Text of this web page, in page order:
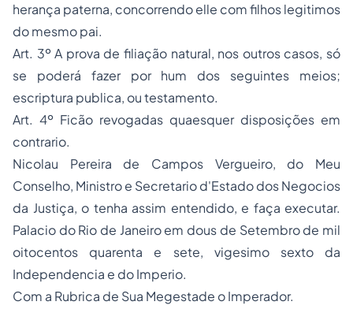
herança paterna, concorrendo elle com filhos legitimos
do mesmo pai.
Art. 3º A prova de filiação natural, nos outros casos, só
se poderá fazer por hum dos seguintes meios;
escriptura publica, ou testamento.
Art. 4º Ficão revogadas quaesquer disposições em
contrario.
Nicolau Pereira de Campos Vergueiro, do Meu
Conselho, Ministro e Secretario d'Estado dos Negocios
da Justiça, o tenha assim entendido, e faça executar.
Palacio do Rio de Janeiro em dous de Setembro de mil
oitocentos quarenta e sete, vigesimo sexto da
Independencia e do Imperio.
Com a Rubrica de Sua Megestade o Imperador.